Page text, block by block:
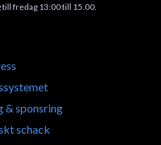
fredag 13:00 till 15.00.
& sponsring
schack